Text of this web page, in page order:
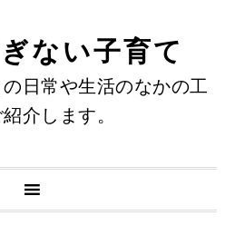
ない子育て
日常や生活のなかの工
介します。